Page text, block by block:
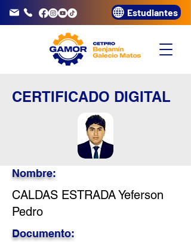
3320072 Estudiantes
CERTIFICADO DIGITAL
Nombre:
CALDAS ESTRADA Yeferson
Pedro
Documento: